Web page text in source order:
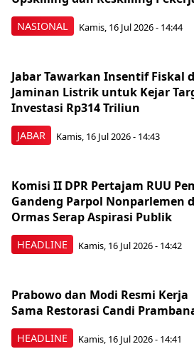
NASIONAL Kamis, 16 Jul 2026 - 14:44
JABAR
Jabar Tawarkan Insentif Fiskal
Jaminan Listrik untuk Kejar
Investasi Rp314 Triliun
Kamis, 16 Jul 2026 - 14:43
HEADLINE
Komisi II DPR Pertajam RUU
Gandeng Parpol Nonparlemen
Ormas Serap Aspirasi Publik
Kamis, 16 Jul 2026 - 14:42
HEADLINE
Prabowo dan Modi Resmi Kerja
Sama Restorasi Candi
Kamis, 16 Jul 2026 - 14:41